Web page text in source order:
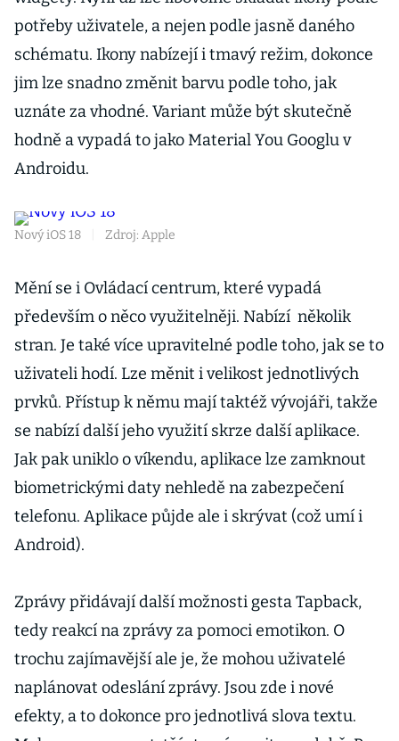
potřeby uživatele, a nejen podle jasně daného
schématu. Ikony nabízejí i tmavý režim, dokonce
jim lze snadno změnit barvu podle toho, jak
uznáte za vhodné. Variant může být skutečně
hodně a vypadá to jako Material You Googlu v
Androidu.
Nový iOS 18 Zdroj: Apple
Mění se i Ovládací centrum, které vypadá
především o něco využitelněji. Nabízí několik
stran. Je také více upravitelné podle toho, jak se to
uživateli hodí. Lze měnit i velikost jednotlivých
prvků. Přístup k němu mají taktéž vývojáři, takže
se nabízí další jeho využití skrze další aplikace.
Jak pak uniklo o víkendu, aplikace lze zamknout
biometrickými daty nehledě na zabezpečení
telefonu. Aplikace půjde ale i skrývat (což umí i
Android).
Zprávy přidávají další možnosti gesta Tapback,
tedy reakcí na zprávy za pomoci emotikon. O
trochu zajímavější ale je, že mohou uživatelé
naplánovat odeslání zprávy. Jsou zde i nové
efekty, a to dokonce pro jednotlivá slova textu.